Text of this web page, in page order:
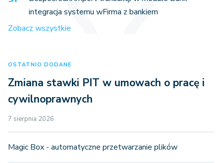
integracja systemu wFirma z bankiem
Zobacz wszystkie
OSTATNIO DODANE
Zmiana stawki PIT w umowach o pracę i
cywilnoprawnych
7 sierpnia 2026
Magic Box - automatyczne przetwarzanie plików